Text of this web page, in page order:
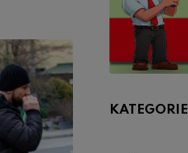
KATEGORIE